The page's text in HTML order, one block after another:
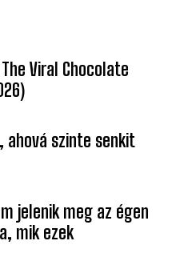
Viral Chocolate
szinte senkit
jelenik meg az égen
mik ezek